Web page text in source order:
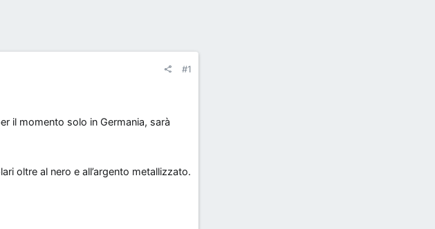
#1
il momento solo in Germania, sarà
oltre al nero e all’argento metallizzato.